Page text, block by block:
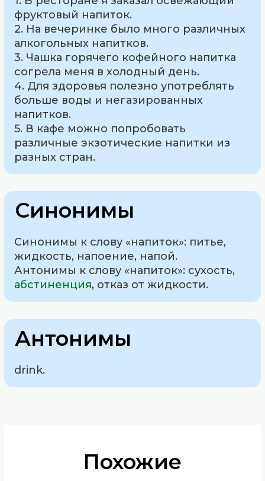
фруктовый напиток.
2. На вечеринке было много различных
алкогольных напитков.
3. Чашка горячего кофейного напитка
согрела меня в холодный день.
4. Для здоровья полезно употреблять
больше воды и негазированных
напитков.
5. В кафе можно попробовать
различные экзотические напитки из
разных стран.
Синонимы
Синонимы к слову «напиток»: питье,
жидкость, напоение, напой.
Антонимы к слову «напиток»: сухость,
абстиненция, отказ от жидкости.
Антонимы
drink.
Похожие